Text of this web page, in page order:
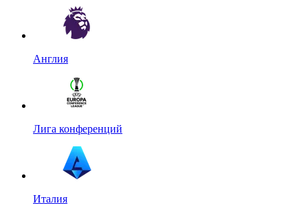
Англия
Лига конференций
Италия